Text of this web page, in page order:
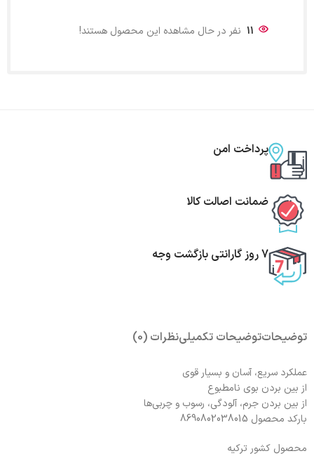
11 نفر در حال مشاهده این محصول هستند!
پرداخت امن
ضمانت اصالت کالا
7 روز گارانتی بازگشت وجه
توضیحاتتوضیحات تکمیلینظرات (0)
عملکرد سریع، آسان و بسیار قوی
از بین بردن بوی نامطبوع
از بین بردن جرم، آلودگی، رسوب و چربی‌ها
بارکد محصول 8690802038015
محصول کشور ترکیه